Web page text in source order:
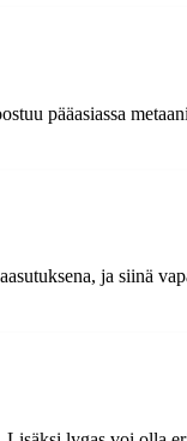
pääasiassa
ja siinä